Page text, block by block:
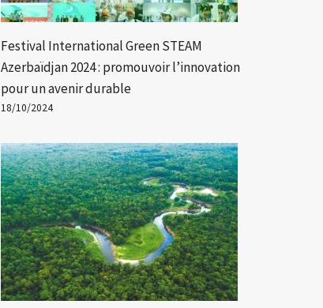
Festival International Green STEAM
Azerbaïdjan 2024 : promouvoir l’innovation
pour un avenir durable
18/10/2024